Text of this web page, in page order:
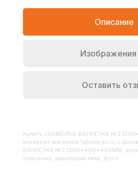
Описание
Изображения
Оставить
Купить СКАМЕЙКА-БАНКЕТКА №2
интернет-магазине fabrika-ac.ru с
БАНКЕТКА №2 1200*400*440ММ,
описание, характеристики, фото